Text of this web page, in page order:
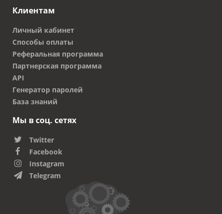
клиентами, рекомендуется зарегистрировать
домен .co.uk, который принесет выгоду
владельцам. Для регистрации требуются только
документы собственника ресурса.
Клиентам
Личный кабинет
Способы оплаты
Реферальная программа
Партнерская программа
API
Генератор паролей
База знаний
Мы в соц. сетях
Twitter
Facebook
Instagram
Telegram